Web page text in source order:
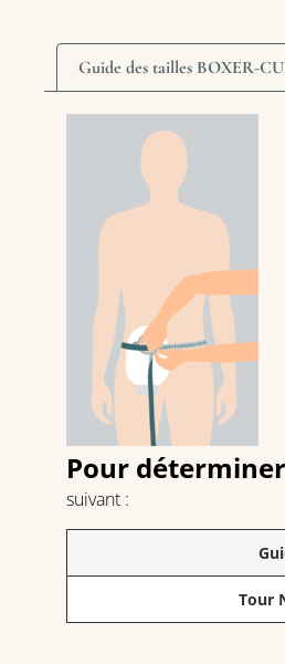
Guide des tailles BOXER-
Pour
suivant :
Tour